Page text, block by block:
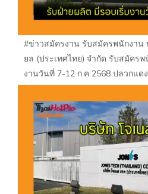
#ข่าวสมัครงาน รับสมัครพนักงาน
ยล (ประเทศไทย) จำกัด รับสมัคร
งานวันที่ 7-12 ก.ค 2568 ปลวกแด